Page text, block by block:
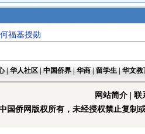
福基授勋
| 华人社区| 中国侨界| 华商| 留学生| 华文教
网站简介| 联
国侨网版权所有，未经授权禁止复制